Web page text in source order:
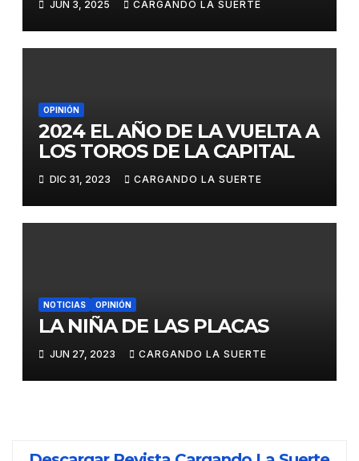
NIEGAN DEBUTAR EN LA
CAPITAL
JUN 3, 2025 CARGANDO LA SUERTE
OPINIÓN
2024 EL AÑO DE LA VUELTA A
LOS TOROS DE LA CAPITAL
DIC 31, 2023 CARGANDO LA SUERTE
NOTICIAS OPINIÓN
LA NIÑA DE LAS PLACAS
JUN 27, 2023 CARGANDO LA SUERTE